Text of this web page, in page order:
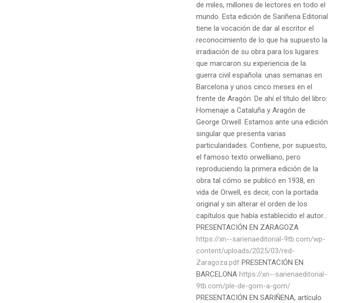
de miles, millones de lectores en todo el
mundo. Esta edición de Sariñena Editorial
tiene la vocación de dar al escritor el
reconocimiento de lo que ha supuesto la
irradiación de su obra para los lugares
que marcaron su experiencia de la
guerra civil española: unas semanas en
Barcelona y unos cinco meses en el
frente de Aragón. De ahí el título del libro:
Homenaje a Cataluña y Aragón de
George Orwell. Estamos ante una edición
singular que presenta varias
particularidades. Contiene, por supuesto,
el famoso texto orwelliano, pero
reproduciendo la primera edición de la
obra tal cómo se publicó en 1938, en
vida de Orwell, es decir, con la portada
original y sin alterar el orden de los
capítulos que había establecido el autor...
PRESENTACIÓN EN ZARAGOZA
https://xn--sarienaeditorial-9tb.com/wp-
content/uploads/2025/03/red-
Zaragoza.pdf PRESENTACIÓN EN
BARCELONA https://xn--sarienaeditorial-
9tb.com/ple-de-gom-a-gom/
PRESENTACIÓN EN SARIÑENA, artículo